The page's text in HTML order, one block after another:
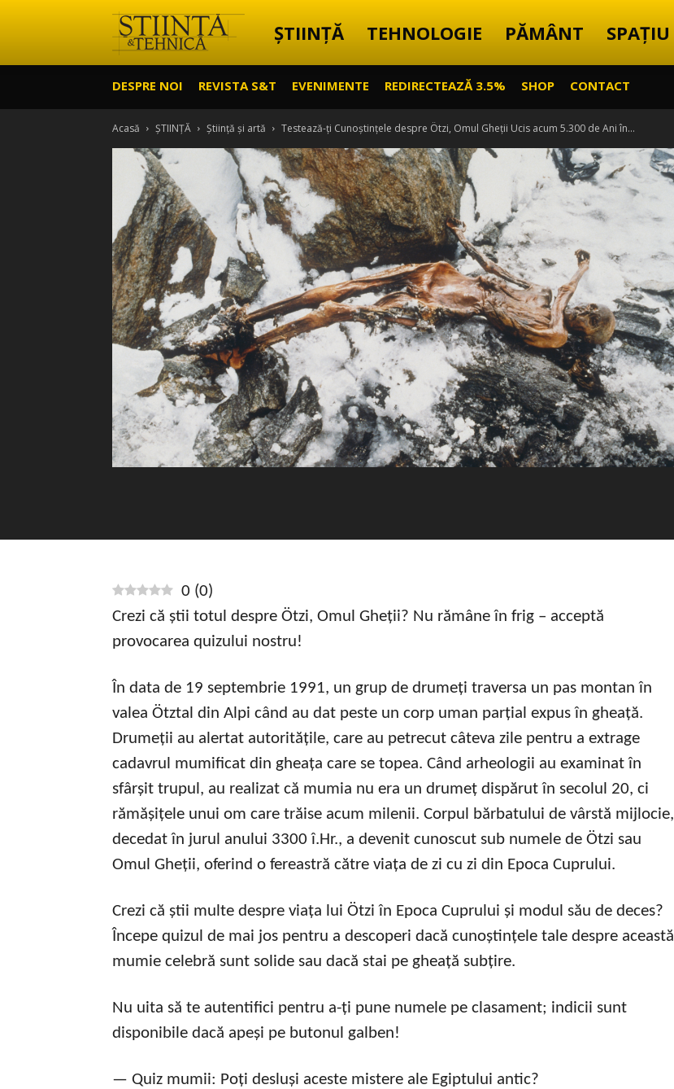
Știință
Tehnică
ȘTIINȚĂ TEHNOLOGIE PĂMÂNT SPAȚIU
DESPRE NOI REVISTA S&T EVENIMENTE REDIRECTEAZĂ 3.5% SHOP CONTACT
Acasă ȘTIINȚĂ Știință și artă Testează-ți Cunoștințele despre Ötzi, Omul Gheții Ucis acum 5.300 de Ani în...
0 (0)
Crezi că știi totul despre Ötzi, Omul Gheții? Nu rămâne în frig – acceptă
provocarea quizului nostru!
În data de 19 septembrie 1991, un grup de drumeți traversa un pas montan în
valea Ötztal din Alpi când au dat peste un corp uman parțial expus în gheață.
Drumeții au alertat autoritățile, care au petrecut câteva zile pentru a extrage
cadavrul mumificat din gheața care se topea. Când arheologii au examinat în
sfârșit trupul, au realizat că mumia nu era un drumeț dispărut în secolul 20, ci
rămășițele unui om care trăise acum milenii. Corpul bărbatului de vârstă mijlocie,
decedat în jurul anului 3300 î.Hr., a devenit cunoscut sub numele de Ötzi sau
Omul Gheții, oferind o fereastră către viața de zi cu zi din Epoca Cuprului.
Crezi că știi multe despre viața lui Ötzi în Epoca Cuprului și modul său de deces?
Începe quizul de mai jos pentru a descoperi dacă cunoștințele tale despre această
mumie celebră sunt solide sau dacă stai pe gheață subțire.
Nu uita să te autentifici pentru a-ți pune numele pe clasament; indicii sunt
disponibile dacă apeși pe butonul galben!
— Quiz mumii: Poți desluși aceste mistere ale Egiptului antic?